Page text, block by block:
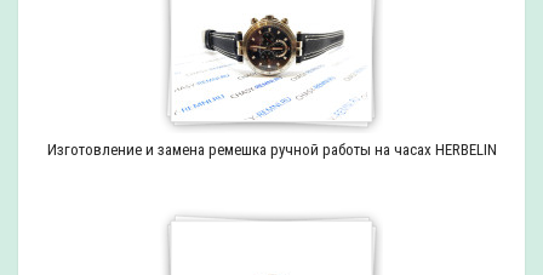
Изготовление и замена ремешка ручной работы на часах HERBELIN